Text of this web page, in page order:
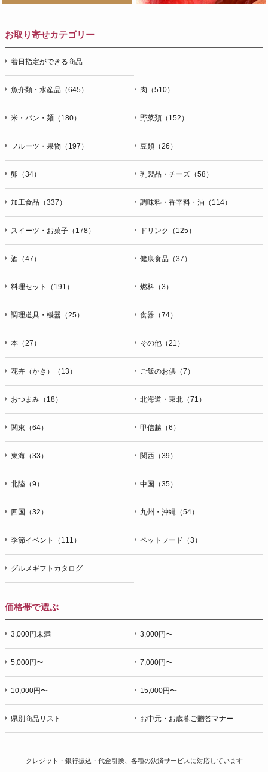
お取り寄せカテゴリー
着日指定ができる商品
魚介類・水産品（645） 肉（510）
米・パン・麺（180） 野菜類（152）
フルーツ・果物（197） 豆類（26）
卵（34） 乳製品・チーズ（58）
加工食品（337） 調味料・香辛料・油（114）
スイーツ・お菓子（178） ドリンク（125）
酒（47） 健康食品（37）
料理セット（191） 燃料（3）
調理道具・機器（25） 食器（74）
本（27） その他（21）
花卉（かき）（13） ご飯のお供（7）
おつまみ（18） 北海道・東北（71）
関東（64） 甲信越（6）
東海（33） 関西（39）
北陸（9） 中国（35）
四国（32） 九州・沖縄（54）
季節イベント（111） ペットフード（3）
グルメギフトカタログ
価格帯で選ぶ
3,000円未満 3,000円〜
5,000円〜 7,000円〜
10,000円〜 15,000円〜
県別商品リスト お中元・お歳暮ご贈答マナー
クレジット・銀行振込・代金引換、各種の決済サービスに対応しています